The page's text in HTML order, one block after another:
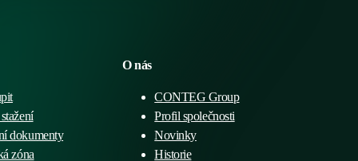
dokumenty
zóna
O nás
CONTEG Group
Profil společnosti
Novinky
Historie